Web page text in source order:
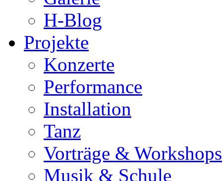
H-Blog
Projekte
Konzerte
Performance
Installation
Tanz
Vorträge & Workshops
Musik & Schule